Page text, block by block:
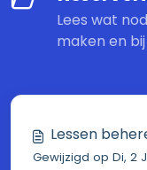
Lees wat
maken en
Lessen
Gewijzigd op Di, 2